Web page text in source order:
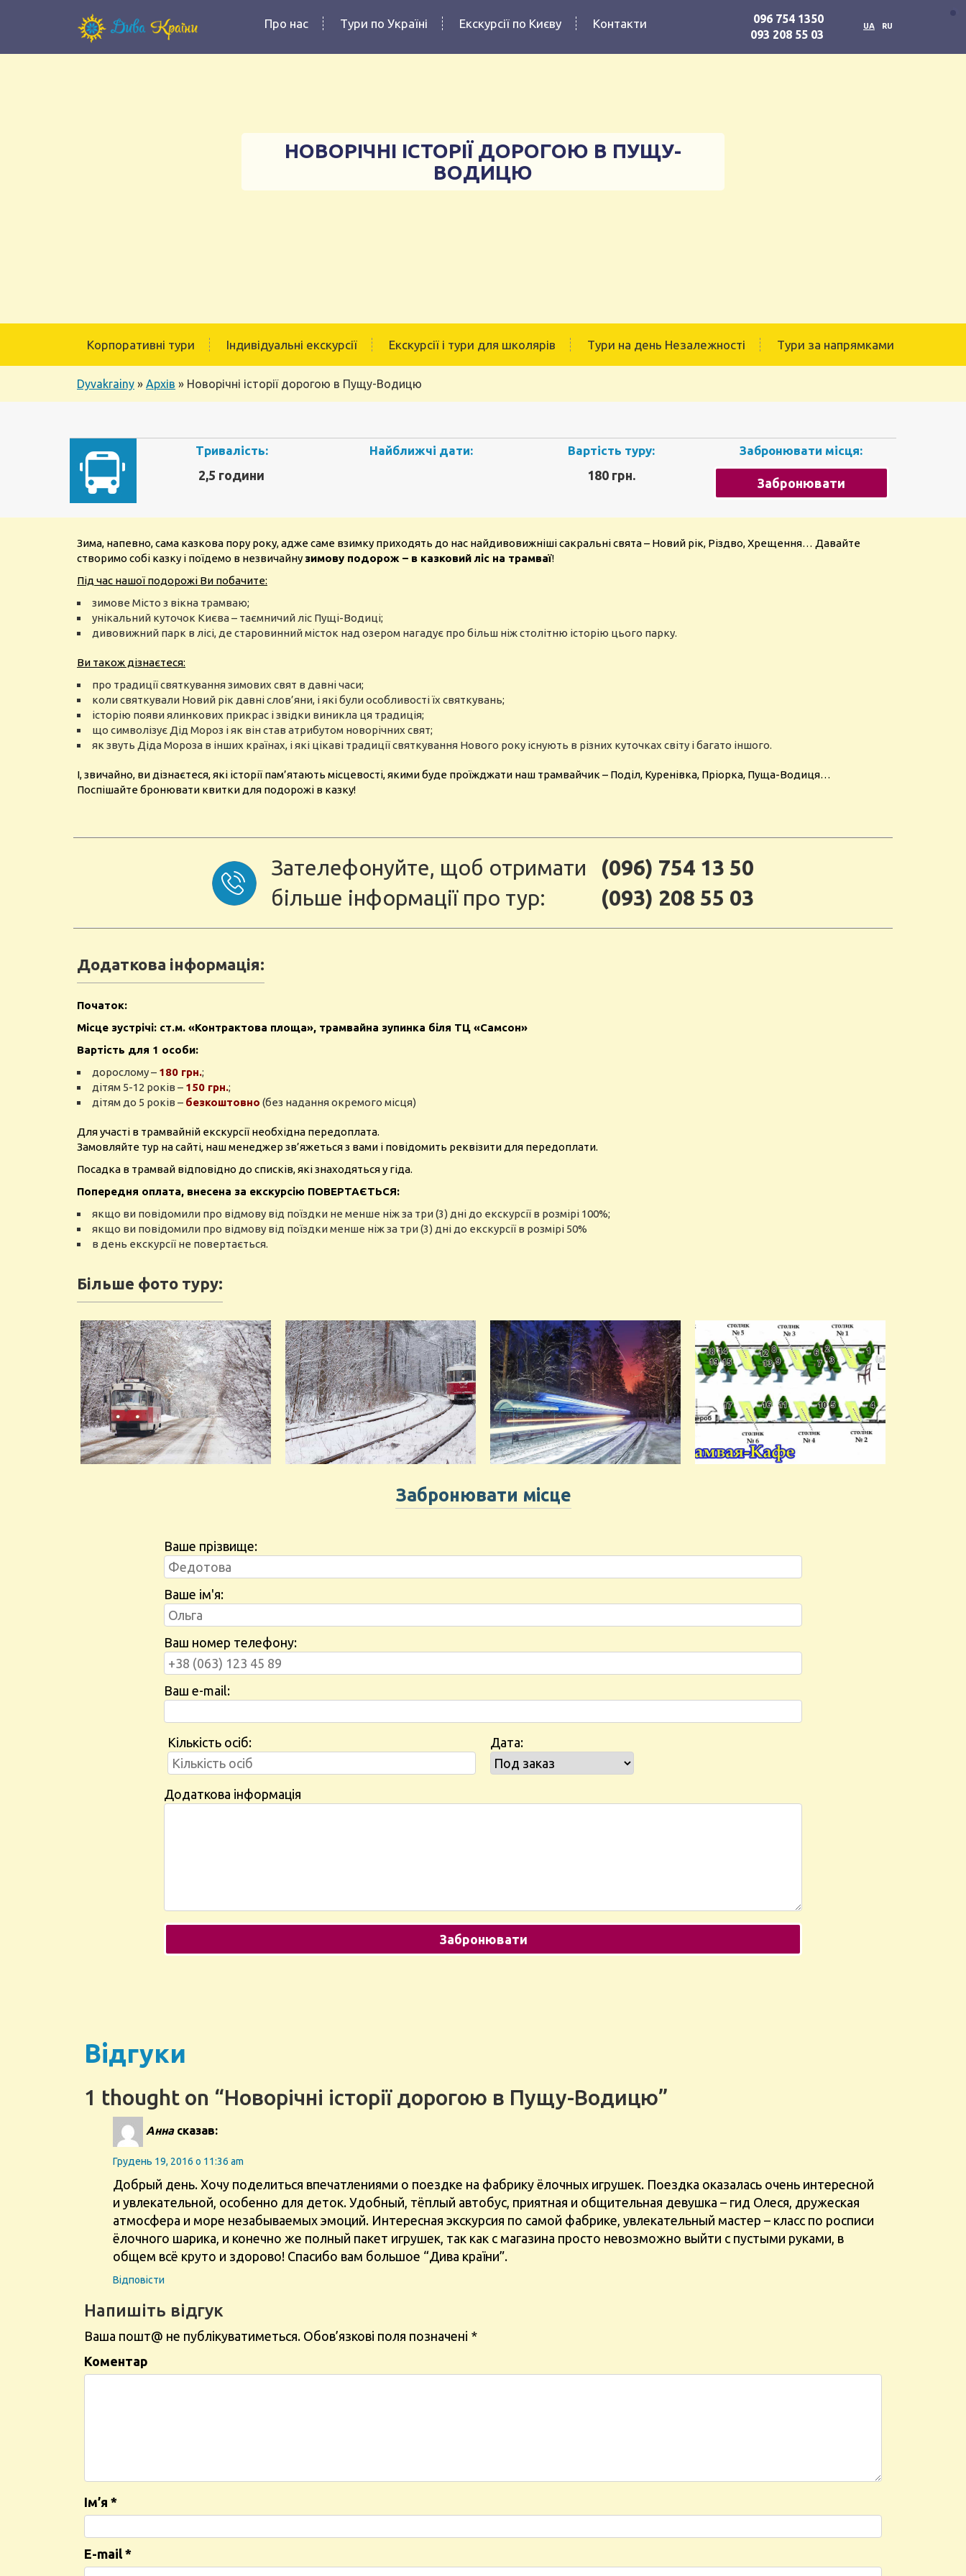
Про нас Тури по Україні Екскурсії по Києву Контакти
096 754 1350
093 208 55 03
UA RU
НОВОРІЧНІ ІСТОРІЇ ДОРОГОЮ В ПУЩУ-
ВОДИЦЮ
Корпоративні тури Індивідуальні екскурсії Екскурсії і тури для школярів Тури на день Незалежності Тури за напрямками
Dyvakrainy » Архів » Новорічні історії дорогою в Пущу-Водицю
Тривалість:
2,5 години
Найближчі дати: Вартість туру:
180 грн.
Забронювати місця:
Забронювати
Зима, напевно, сама казкова пору року, адже саме взимку приходять до нас найдивовижніші сакральні свята – Новий рік, Різдво, Хрещення… Давайте
створимо собі казку і поїдемо в незвичайну зимову подорож – в казковий ліс на трамваї!
Під час нашої подорожі Ви побачите:
зимове Місто з вікна трамваю;
унікальний куточок Києва – таємничий ліс Пущі-Водиці;
дивовижний парк в лісі, де старовинний місток над озером нагадує про більш ніж столітню історію цього парку.
Ви також дізнаєтеся:
про традиції святкування зимових свят в давні часи;
коли святкували Новий рік давні слов’яни, і які були особливості їх святкувань;
історію появи ялинкових прикрас і звідки виникла ця традиція;
що символізує Дід Мороз і як він став атрибутом новорічних свят;
як звуть Діда Мороза в інших країнах, і які цікаві традиції святкування Нового року існують в різних куточках світу і багато іншого.
І, звичайно, ви дізнаєтеся, які історії пам’ятають місцевості, якими буде проїжджати наш трамвайчик – Поділ, Куренівка, Пріорка, Пуща-Водиця…
Поспішайте бронювати квитки для подорожі в казку!
Зателефонуйте, щоб отримати
більше інформації про тур:
(096) 754 13 50
(093) 208 55 03
Додаткова інформація:
Початок:
Місце зустрічі: ст.м. «Контрактова площа», трамвайна зупинка біля ТЦ «Самсон»
Вартість для 1 особи:
дорослому – 180 грн.;
дітям 5-12 років – 150 грн.;
дітям до 5 років – безкоштовно (без надання окремого місця)
Для участі в трамвайній екскурсії необхідна передоплата.
Замовляйте тур на сайті, наш менеджер зв’яжеться з вами і повідомить реквізити для передоплати.
Посадка в трамвай відповідно до списків, які знаходяться у гіда.
Попередня оплата, внесена за екскурсію ПОВЕРТАЄТЬСЯ:
якщо ви повідомили про відмову від поїздки не менше ніжза три (3) дні до екскурсії в розмірі 100%;
якщо ви повідомили про відмову від поїздкименше ніж за три (3) дні до екскурсії в розмірі 50%
в день екскурсії не повертається.
Більше фото туру:
Забронювати місце
Ваше прізвище:
Ваше ім'я:
Ваш номер телефону:
Ваш e-mail:
Кількість осіб: Дата:
Додаткова інформація
Відгуки
1 thought on “Новорічні історії дорогою в Пущу-Водицю”
Анна сказав:
Грудень 19, 2016 о 11:36 am
Добрый день. Хочу поделиться впечатлениями о поездке на фабрику ёлочных игрушек. Поездка оказалась очень интересной
и увлекательной, особенно для деток. Удобный, тёплый автобус, приятная и общительная девушка – гид Олеся, дружеская
атмосфера и море незабываемых эмоций. Интересная экскурсия по самой фабрике, увлекательный мастер – класс по росписи
ёлочного шарика, и конечно же полный пакет игрушек, так как с магазина просто невозможно выйти с пустыми руками, в
общем всё круто и здорово! Спасибо вам большое “Дива країни”.
Відповіcти
Напишіть відгук
Ваша пошт@ не публікуватиметься. Обов’язкові поля позначені *
Коментар
Ім’я *
E-mail *